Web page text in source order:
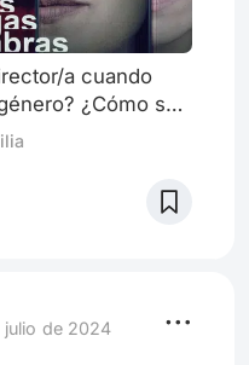
a cuando
¿Cómo se
de género
27 de abril,
de Series
julio de 2024